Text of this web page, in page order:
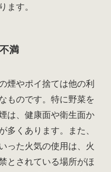
ます。
満
煙やポイ捨ては他の利
ものです。特に野菜を
は、健康面や衛生面か
多くあります。また、
った火気の使用は、火
とされている場所がほ